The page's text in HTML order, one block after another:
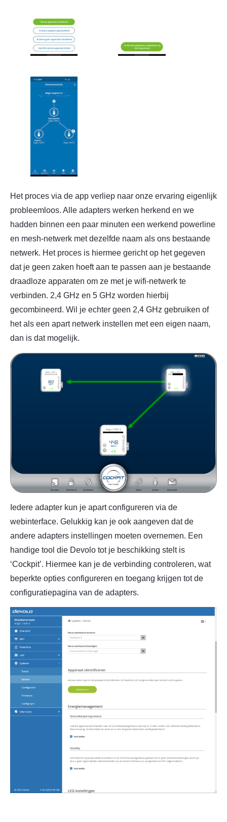
Het proces via de app verliep naar onze ervaring eigenlijk
probleemloos. Alle adapters werken herkend en we
hadden binnen een paar minuten een werkend powerline
en mesh-netwerk met dezelfde naam als ons bestaande
netwerk. Het proces is hiermee gericht op het gegeven
dat je geen zaken hoeft aan te passen aan je bestaande
draadloze apparaten om ze met je wifi-netwerk te
verbinden. 2,4 GHz en 5 GHz worden hierbij
gecombineerd. Wil je echter geen 2,4 GHz gebruiken of
het als een apart netwerk instellen met een eigen naam,
dan is dat mogelijk.
Iedere adapter kun je apart configureren via de
webinterface. Gelukkig kan je ook aangeven dat de
andere adapters instellingen moeten overnemen. Een
handige tool die Devolo tot je beschikking stelt is
‘Cockpit’. Hiermee kan je de verbinding controleren, wat
beperkte opties configureren en toegang krijgen tot de
configuratiepagina van de adapters.